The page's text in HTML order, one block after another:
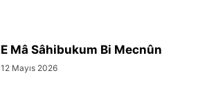
E Mâ Sâhibukum Bi Mecnûn
12 Mayıs 2026